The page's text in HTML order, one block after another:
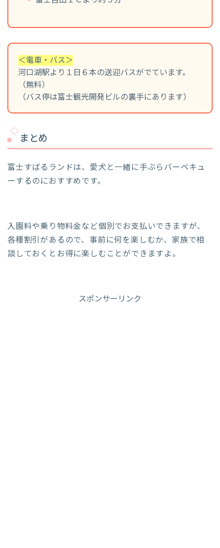
＜電車・バス＞
河口湖駅より１日６本の送迎バスがでています。
（無料）
（バス停は富士観光開発ビルの裏手にあります）
まとめ
富士すばるランドは、愛犬と一緒に手ぶらバーベキュ
ーするのにおすすめです。
入園料や乗り物料金など個別でお支払いできますが、
各種割引があるので、事前に何を楽しむか、家族で相
談しておくとお得に楽しむことができますよ。
スポンサーリンク